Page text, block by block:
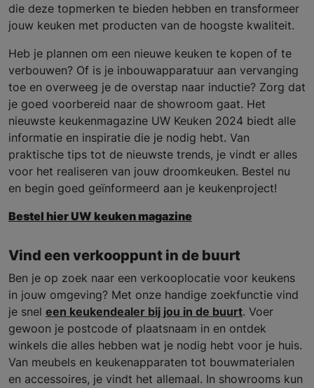
die deze topmerken te bieden hebben en transformeer
jouw keuken met producten van de hoogste kwaliteit.
Heb je plannen om een nieuwe keuken te kopen of te
verbouwen? Of is je inbouwapparatuur aan vervanging
toe en overweeg je de overstap naar inductie? Zorg dat
je goed voorbereid naar de showroom gaat. Het
nieuwste keukenmagazine UW Keuken 2024 biedt alle
informatie en inspiratie die je nodig hebt. Van
praktische tips tot de nieuwste trends, je vindt er alles
voor het realiseren van jouw droomkeuken. Bestel nu
en begin goed geïnformeerd aan je keukenproject!
Bestel hier UW keuken magazine
Vind een verkooppunt in de buurt
Ben je op zoek naar een verkooplocatie voor keukens
in jouw omgeving? Met onze handige zoekfunctie vind
je snel een keukendealer bij jou in de buurt. Voer
gewoon je postcode of plaatsnaam in en ontdek
winkels die alles hebben wat je nodig hebt voor je huis.
Van meubels en keukenapparaten tot bouwmaterialen
en accessoires, je vindt het allemaal. In showrooms kun